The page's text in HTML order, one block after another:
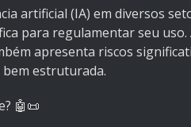
artificial (IA) em diversos
para regulamentar seu
apresenta riscos
estruturada.
🤖📜